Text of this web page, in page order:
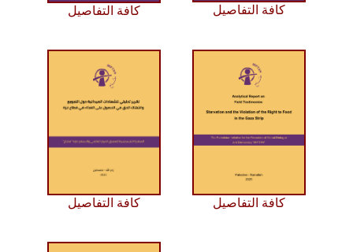
كافة التفاصيل كافة التفاصيل
كافة التفاصيل كافة التفاصيل